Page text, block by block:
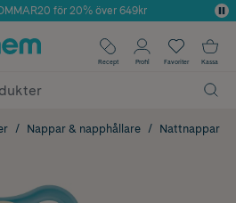
2025 inom Skönhet
för 20% över 649kr
✓ Fri frakt
på alla köp*
Recept Profil Favoriter Kassa
Nappar & napphållare Nattnappar